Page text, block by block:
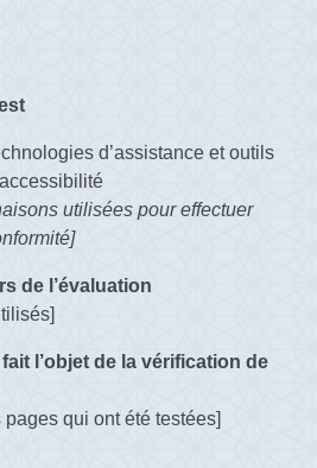
d’assistance et outils
utilisées pour effectuer
de l’évaluation
l’objet de la vérification de
qui ont été testées]